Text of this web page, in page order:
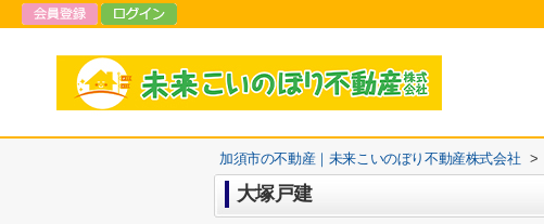
加須市の不動産｜未来こいのぼり不動産株式会社 >
大塚戸建